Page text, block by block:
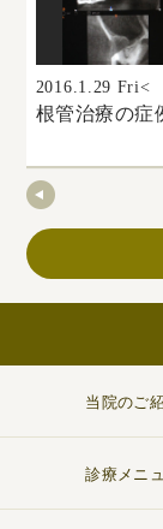
2016.1.29 Fri<
根管治療の症
当院のご
診療メニ